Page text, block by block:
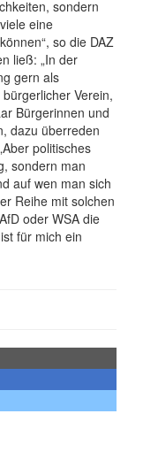
sondern
eine
so die DAZ
ließ: „In der
gern als
Verein,
Bürgerinnen und
dazu überreden
politisches
sondern man
auf wen man sich
Reihe mit solchen
oder WSA die
für mich ein